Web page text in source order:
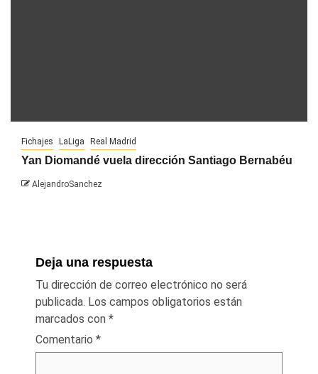
Fichajes LaLiga Real Madrid
Yan Diomandé vuela dirección Santiago Bernabéu
AlejandroSanchez
Deja una respuesta
Tu dirección de correo electrónico no será
publicada. Los campos obligatorios están
marcados con *
Comentario *